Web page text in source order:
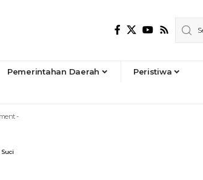
Pemerintahan Daerah Peristiwa
-